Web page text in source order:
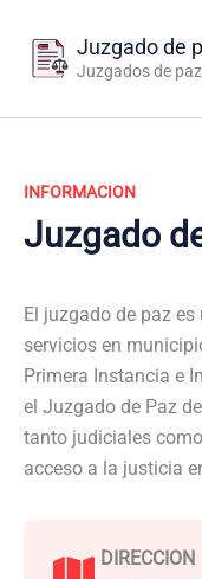
contenido
Juzgado de
Juzgados de
INFORMACION
Juzgado
El juzgado de paz
servicios en
Primera Instancia e
el Juzgado de Paz
tanto judiciales
acceso a la justicia
DIRECCION